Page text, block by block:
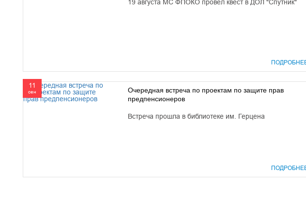
19 августа МС ФПОКО провел квест в ДОЛ "Спутник"
11
сен
Очередная встреча по проектам по защите прав
предпенсионеров
Встреча прошла в библиотеке им. Герцена